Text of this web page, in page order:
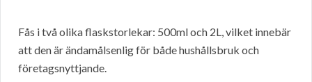
Fås i två olika flaskstorlekar: 500ml och 2L, vilket innebär
att den är ändamålsenlig för både hushållsbruk och
företagsnyttjande.